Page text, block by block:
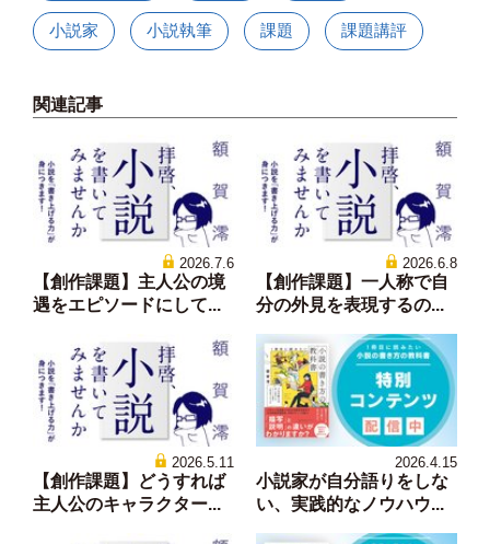
小説家 小説執筆 課題 課題講評
関連記事
2026.7.6
【創作課題】主人公の境
遇をエピソードにして...
2026.6.8
【創作課題】一人称で自
分の外見を表現するの...
2026.5.11
【創作課題】どうすれば
主人公のキャラクター...
2026.4.15
小説家が自分語りをしな
い、実践的なノウハウ...